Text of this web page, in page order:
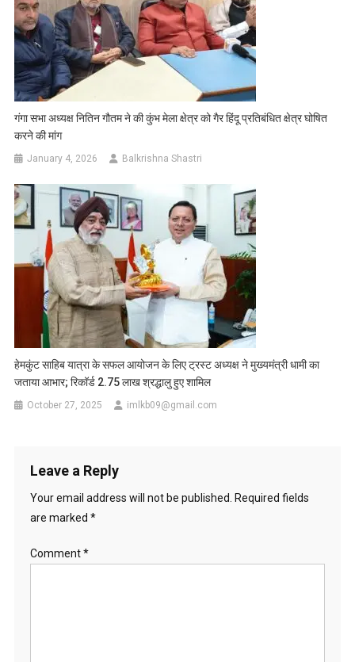
गंगा सभा अध्यक्ष नितिन गौतम ने की कुंभ मेला क्षेत्र को गैर हिंदू प्रतिबंधित क्षेत्र घोषित
करने की मांग
January 4, 2026 Balkrishna Shastri
हेमकुंट साहिब यात्रा के सफल आयोजन के लिए ट्रस्ट अध्यक्ष ने मुख्यमंत्री धामी का
जताया आभार; रिकॉर्ड 2.75 लाख श्रद्धालु हुए शामिल
October 27, 2025 imlkb09@gmail.com
Leave a Reply
Your email address will not be published. Required fields
are marked *
Comment*